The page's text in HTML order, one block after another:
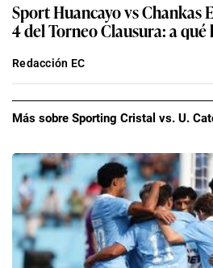
Sport Huancayo vs Chankas
4 del Torneo Clausura: a
Redacción EC
Más sobre Sporting Cristal vs. U.